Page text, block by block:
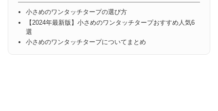
小さめのワンタッチタープの選び方
【2024年最新版】小さめのワンタッチタープおすすめ人気6
選
小さめのワンタッチタープについてまとめ